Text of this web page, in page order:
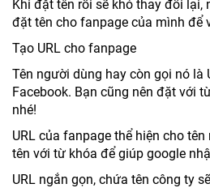
Khi đặt tên rồi sẽ khó thay đổi lại,
đặt tên cho fanpage của mình để
Tạo URL cho fanpage
Tên người dùng hay còn gọi nó là
Facebook. Bạn cũng nên đặt với
nhé!
URL của fanpage thể hiện cho
tên với từ khóa để giúp google
URL ngắn gọn, chứa tên công ty